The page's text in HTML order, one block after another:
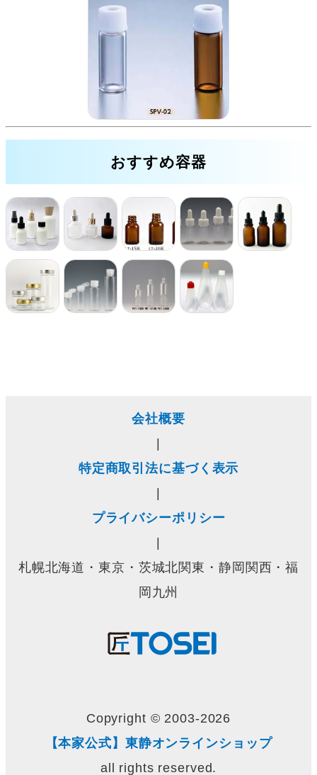
おすすめ容器
会社概要
|
特定商取引法に基づく表示
|
プライバシーポリシー
|
札幌北海道・東京・茨城北関東・静岡関西・福
岡九州
Copyright © 2003-2026
【本家公式】東静オンラインショップ
all rights reserved.